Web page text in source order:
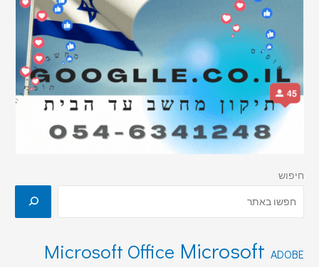
חיפוש
ADOBE
Microsoft
Microsoft Office